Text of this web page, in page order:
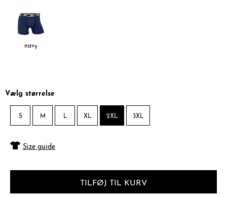
navy
Vælg størrelse
S M L XL 2XL 3XL
Size guide
TILFØJ TIL KURV